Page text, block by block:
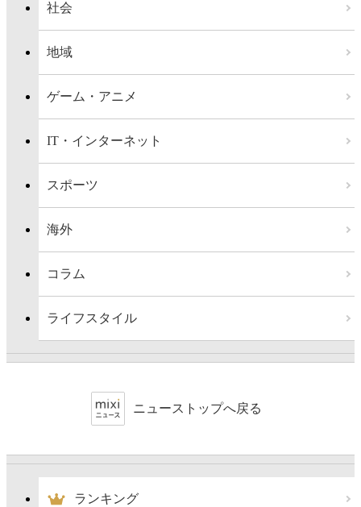
社会
地域
ゲーム・アニメ
IT・インターネット
スポーツ
海外
コラム
ライフスタイル
ニューストップへ戻る
ランキング